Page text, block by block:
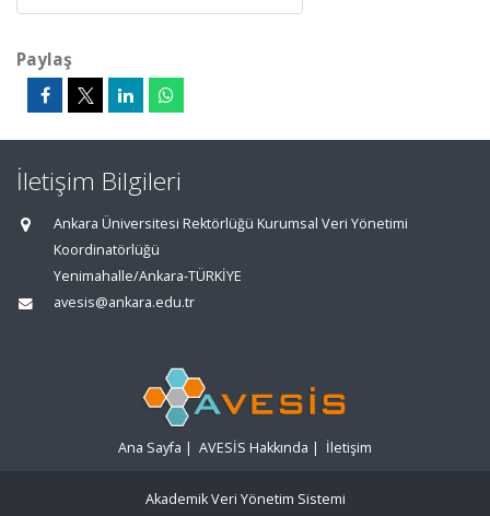
Paylaş
İletişim Bilgileri
Ankara Üniversitesi Rektörlüğü Kurumsal Veri Yönetimi
Koordinatörlüğü
Yenimahalle/Ankara-TÜRKİYE
avesis@ankara.edu.tr
Ana Sayfa | AVESİS Hakkında | İletişim
Akademik Veri Yönetim Sistemi